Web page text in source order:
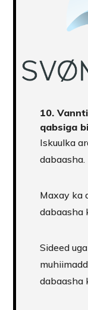
10.
qabsiga
Iskuulka
dabaasha.
Maxay ka
dabaasha
Sideed
dabaasha